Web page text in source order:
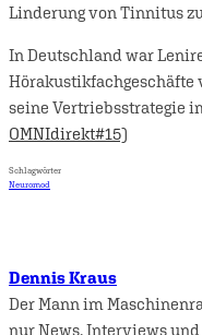
Linderung von Tinnitus
In Deutschland war
Hörakustikfachgeschäfte
seine Vertriebsstrategie
OMNIdirekt#15)
Schlagwörter
Neuromod
Dennis Kraus
Der Mann im
nur News, Interviews